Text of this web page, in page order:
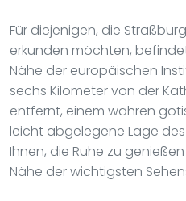
Für diejenigen, die
erkunden möchten,
Nähe der europäischen
sechs Kilometer von der
entfernt, einem wahren
leicht abgelegene Lage
Ihnen, die Ruhe zu
Nähe der wichtigsten